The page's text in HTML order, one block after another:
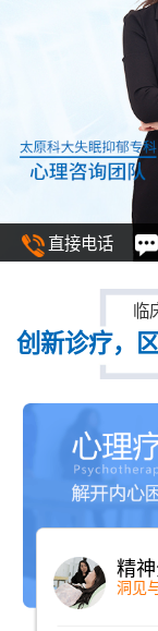
直接电话
临
创新诊疗，
精
洞见